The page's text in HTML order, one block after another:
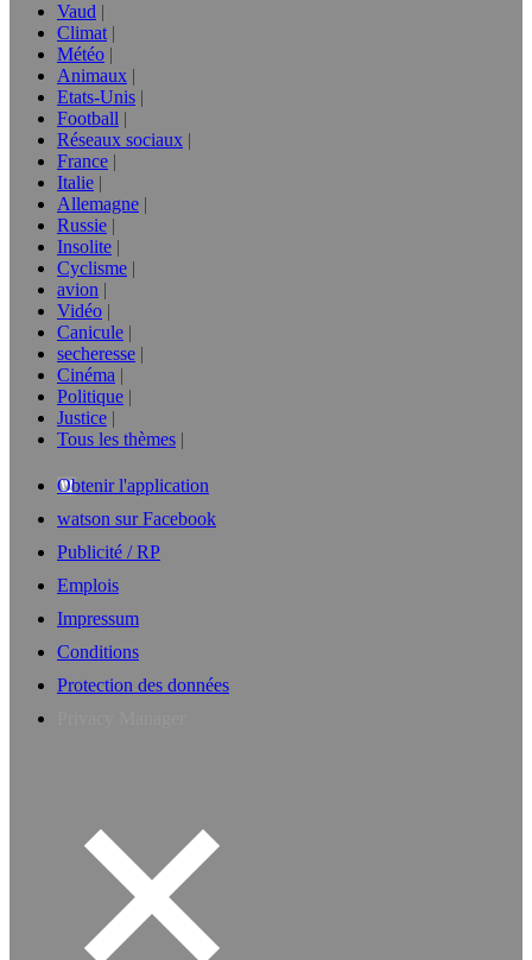
Vaud
Climat
Météo
Animaux
Etats-Unis
Football
Réseaux sociaux
France
Italie
Allemagne
Russie
Insolite
Cyclisme
avion
Vidéo
Canicule
secheresse
Cinéma
Politique
Justice
Tous les thèmes
Obtenir l'application
watson sur Facebook
Publicité / RP
Emplois
Impressum
Conditions
Protection des données